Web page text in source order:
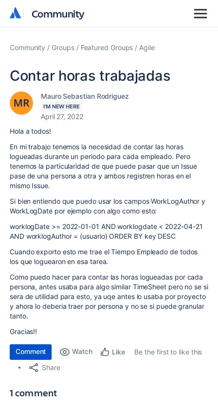
Community
Community
Community Groups Featured Groups Agile
Contar horas trabajadas
Mauro Sebastian Rodriguez
I'M NEW HERE
April 27, 2022
Hola a todos!
En mi trabajo tenemos la necesidad de contar las horas
logueadas durante un periodo para cada empleado. Pero
tenemos la particularidad de que puede pasar que un Issue
pase de una persona a otra y ambos registren horas en el
mismo Issue.
Si bien entiendo que puedo usar los campos WorkLogAuthor y
WorkLogDate por ejemplo con algo como esto:
worklogDate >= 2022-01-01 AND worklogdate < 2022-04-21
AND worklogAuthor = (usuario) ORDER BY key DESC
Cuando exporto esto me trae el Tiempo Empleado de todos
los que loguearon en esa tarea.
Como puedo hacer para contar las horas logueadas por cada
persona, antes usaba para algo similar TimeSheet pero no se si
sera de utilidad para esto, ya uqe antes lo usaba por proyecto
y ahora lo deberia traer por persona y no se si puede granular
tanto.
Gracias!!
Comment Watch Like
Be the first to like this
Share
1 comment